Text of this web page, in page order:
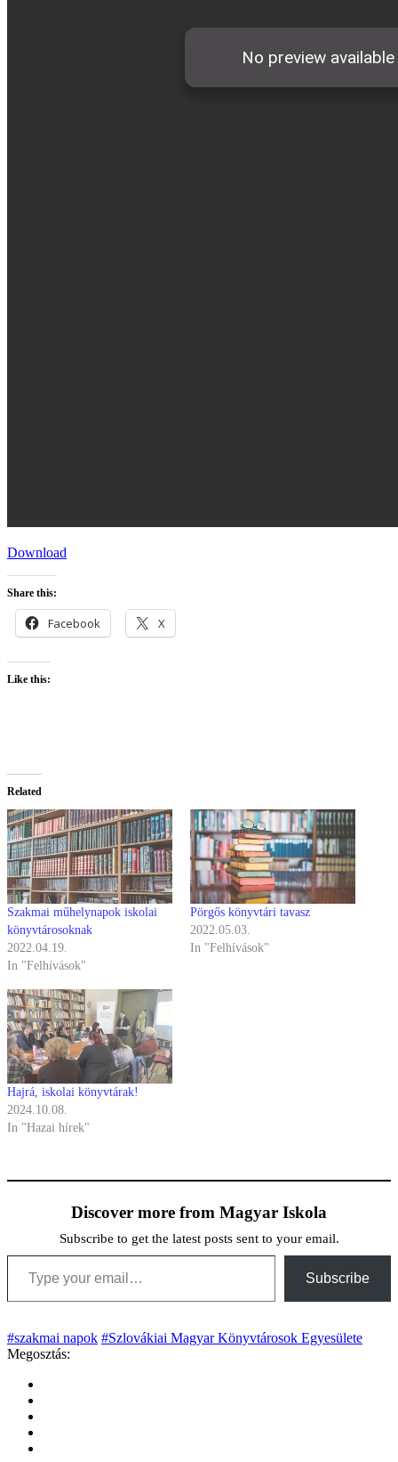
Download
Share this:
Facebook X
Like this:
Related
Szakmai műhelynapok iskolai
könyvtárosoknak
2022.04.19.
In "Felhívások"
Pörgős könyvtári tavasz
2022.05.03.
In "Felhívások"
Hajrá, iskolai könyvtárak!
2024.10.08.
In "Hazai hírek"
Discover more from Magyar Iskola
Subscribe to get the latest posts sent to your email.
Type your email…
Subscribe
#szakmai napok #Szlovákiai Magyar Könyvtárosok Egyesülete
Megosztás: